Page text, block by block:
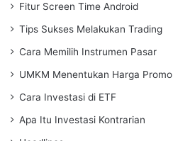
Fitur Screen Time Android
Tips Sukses Melakukan Trading
Cara Memilih Instrumen Pasar
UMKM Menentukan Harga Promo
Cara Investasi di ETF
Apa Itu Investasi Kontrarian